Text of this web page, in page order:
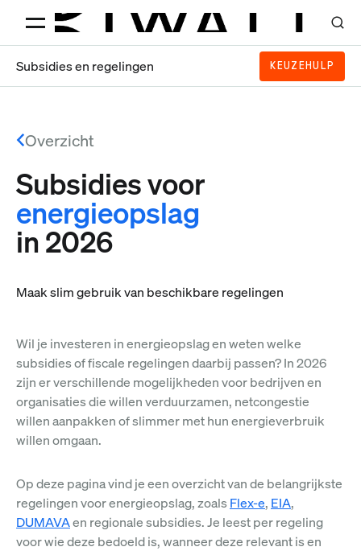
Subsidies en regelingen KEUZEHULP
Overzicht
Subsidies voor
energieopslag
in 2026
Maak slim gebruik van beschikbare regelingen
Wil je investeren in energieopslag en weten welke
subsidies of fiscale regelingen daarbij passen? In 2026
zijn er verschillende mogelijkheden voor bedrijven en
organisaties die willen verduurzamen, netcongestie
willen aanpakken of slimmer met hun energieverbruik
willen omgaan.
Op deze pagina vind je een overzicht van de belangrijkste
regelingen voor energieopslag, zoals Flex-e, EIA,
DUMAVAen regionale subsidies. Je leest per regeling
voor wie deze bedoeld is, wanneer deze relevant is en